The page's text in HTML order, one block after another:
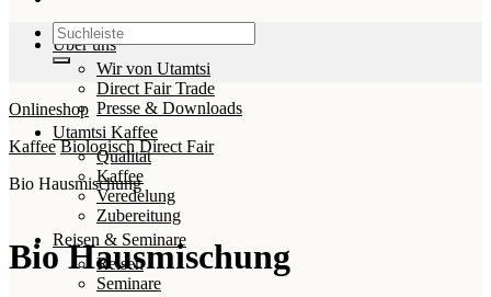
Über uns
Wir von Utamtsi
Direct Fair Trade
Presse & Downloads
Utamtsi Kaffee
Qualität
Kaffee
Veredelung
Zubereitung
Reisen & Seminare
Reisen
Seminare
Suchen
nach:
Onlineshop
Kaffee Biologisch Direct Fair
Bio Hausmischung
Bio Hausmischung